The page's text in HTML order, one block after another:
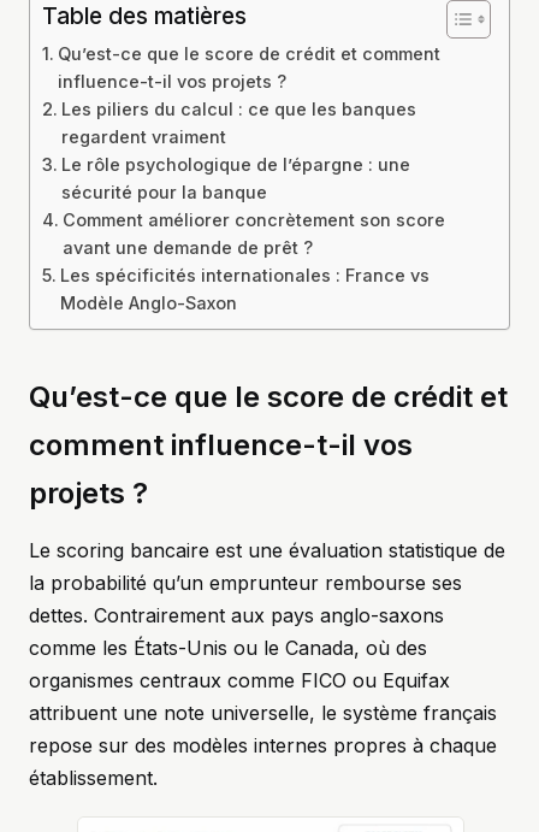
Table des matières
Qu’est-ce que le score de crédit et comment
influence-t-il vos projets ?
Les piliers du calcul : ce que les banques
regardent vraiment
Le rôle psychologique de l’épargne : une
sécurité pour la banque
Comment améliorer concrètement son score
avant une demande de prêt ?
Les spécificités internationales : France vs
Modèle Anglo-Saxon
Qu’est-ce que le score de crédit et
comment influence-t-il vos
projets ?
Le scoring bancaire est une évaluation statistique de
la probabilité qu’un emprunteur rembourse ses
dettes. Contrairement aux pays anglo-saxons
comme les États-Unis ou le Canada, où des
organismes centraux comme FICO ou Equifax
attribuent une note universelle, le système français
repose sur des modèles internes propres à chaque
établissement.